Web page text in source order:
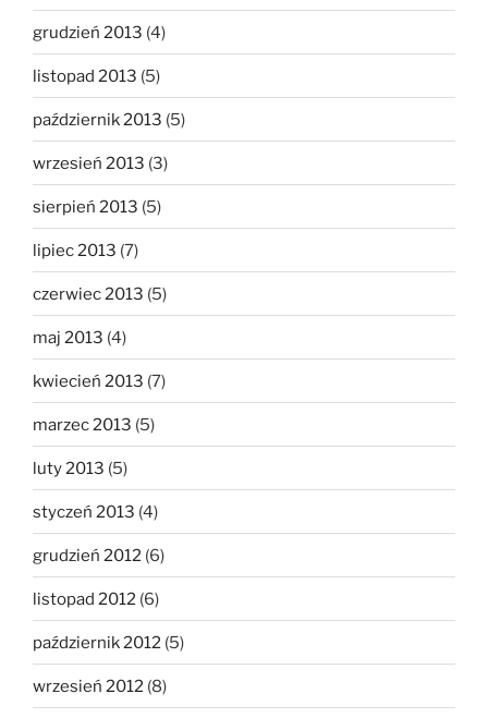
grudzień 2013 (4)
listopad 2013 (5)
październik 2013 (5)
wrzesień 2013 (3)
sierpień 2013 (5)
lipiec 2013 (7)
czerwiec 2013 (5)
maj 2013 (4)
kwiecień 2013 (7)
marzec 2013 (5)
luty 2013 (5)
styczeń 2013 (4)
grudzień 2012 (6)
listopad 2012 (6)
październik 2012 (5)
wrzesień 2012 (8)